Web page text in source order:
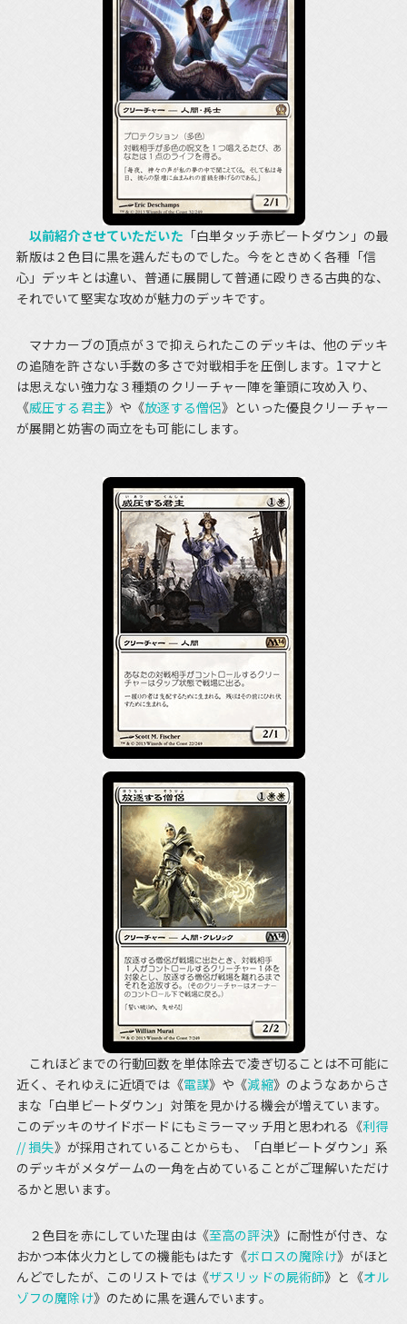
以前紹介させていただいた 「白単タッチ赤ビートダウン」の最
新版は２色目に黒を選んだものでした。今をときめく各種「信
心」デッキとは違い、普通に展開して普通に殴りきる古典的な、
それでいて堅実な攻めが魅力のデッキです。
マナカーブの頂点が３で抑えられたこのデッキは、他のデッキ
の追随を許さない手数の多さで対戦相手を圧倒します。1マナと
は思えない強力な３種類のクリーチャー陣を筆頭に攻め入り、
《威圧する君主》や《放逐する僧侶》といった優良クリーチャー
が展開と妨害の両立をも可能にします。
これほどまでの行動回数を単体除去で凌ぎ切ることは不可能に
近く、それゆえに近頃では《電謀》や《減縮》のようなあからさ
まな「白単ビートダウン」対策を見かける機会が増えています。
このデッキのサイドボードにもミラーマッチ用と思われる《利得
// 損失》が採用されていることからも、「白単ビートダウン」系
のデッキがメタゲームの一角を占めていることがご理解いただけ
るかと思います。
２色目を赤にしていた理由は《至高の評決》に耐性が付き、な
おかつ本体火力としての機能もはたす《ボロスの魔除け》がほと
んどでしたが、このリストでは《ザスリッドの屍術師》と《オル
ゾフの魔除け》のために黒を選んでいます。